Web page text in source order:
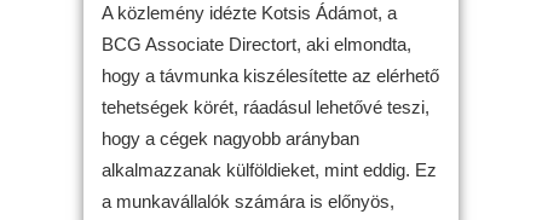
A közlemény idézte Kotsis Ádámot, a
BCG Associate Directort, aki elmondta,
hogy a távmunka kiszélesítette az elérhető
tehetségek körét, ráadásul lehetővé teszi,
hogy a cégek nagyobb arányban
alkalmazzanak külföldieket, mint eddig. Ez
a munkavállalók számára is előnyös,